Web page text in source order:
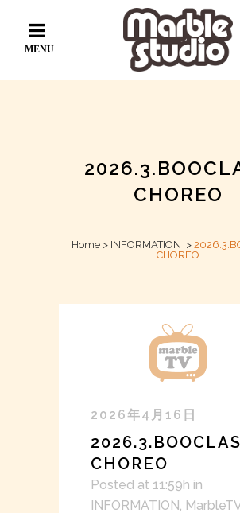
CHOREO
Home > INFORMATION >
CHOREO
2026年4月16日
CHOREO
Posted at 11:59h in
INFORMATION